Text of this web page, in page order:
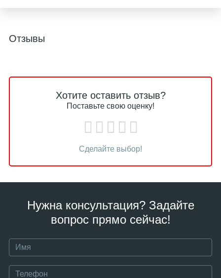
Отзывы
Хотите оставить отзыв?
Поставьте свою оценку!
Сделайте выбор!
Нужна консультация? Задайте
вопрос прямо сейчас!